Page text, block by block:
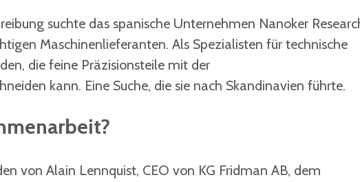
suchte das spanische Unternehmen Nanoker
Maschinenlieferanten. Als Spezialisten für technische
die feine Präzisionsteile mit der
kann. Eine Suche, die sie nach Skandinavien führte.
von Alain Lennquist, CEO von KG Fridman AB, dem